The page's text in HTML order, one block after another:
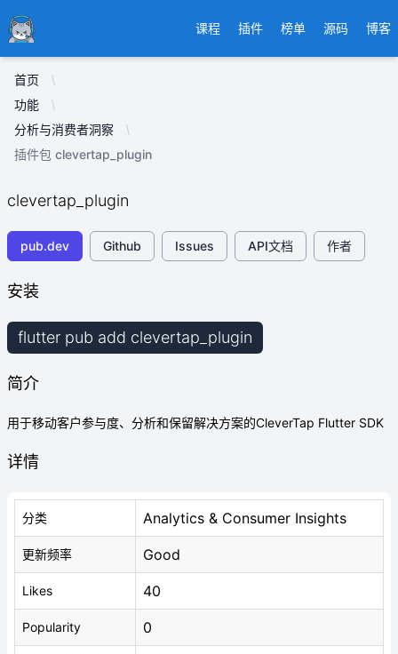
Ducafecat 课程 插件 榜单 源码 博客
首页
功能
分析与消费者洞察
插件包 clevertap_plugin
clevertap_plugin
pub.dev Github Issues API文档 作者
安装
flutter pub add clevertap_plugin
简介
用于移动客户参与度、分析和保留解决方案的CleverTap Flutter SDK
详情
分类 Analytics & Consumer Insights
更新频率 Good
Likes 40
Popularity 0